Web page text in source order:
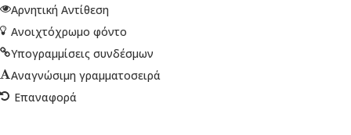
Αρνητική Αντίθεση
Ανοιχτόχρωμο φόντο
Υπογραμμίσεις συνδέσμων
Αναγνώσιμη γραμματοσειρά
Επαναφορά